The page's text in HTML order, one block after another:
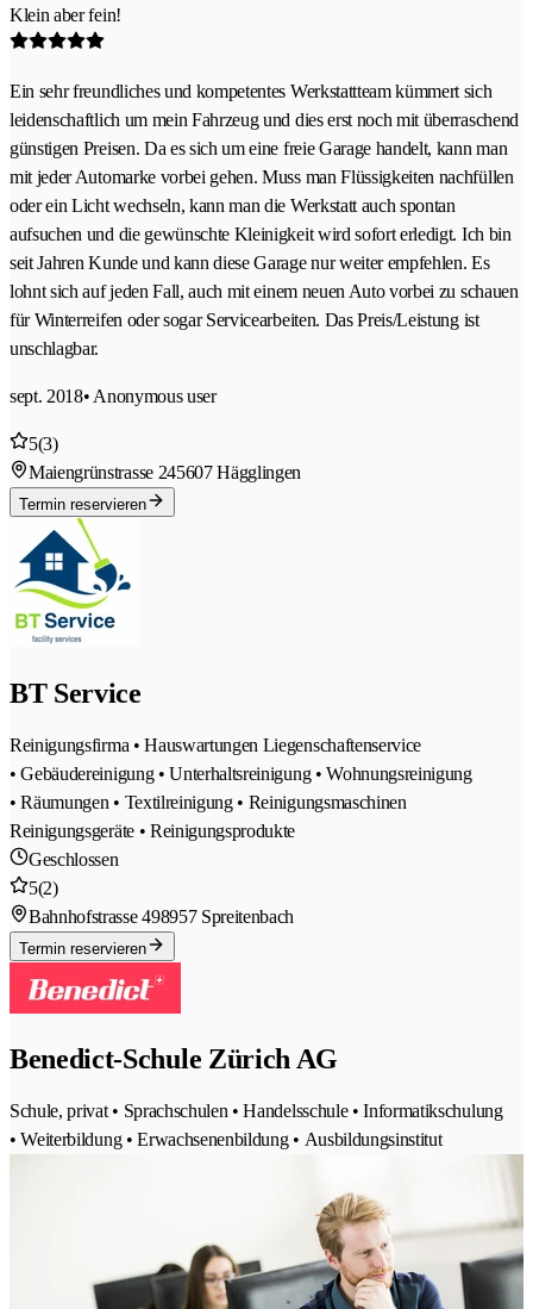
Klein aber fein!
Ein sehr freundliches und kompetentes Werkstattteam kümmert sich
leidenschaftlich um mein Fahrzeug und dies erst noch mit überraschend
günstigen Preisen. Da es sich um eine freie Garage handelt, kann man
mit jeder Automarke vorbei gehen. Muss man Flüssigkeiten nachfüllen
oder ein Licht wechseln, kann man die Werkstatt auch spontan
aufsuchen und die gewünschte Kleinigkeit wird sofort erledigt. Ich bin
seit Jahren Kunde und kann diese Garage nur weiter empfehlen. Es
lohnt sich auf jeden Fall, auch mit einem neuen Auto vorbei zu schauen
für Winterreifen oder sogar Servicearbeiten. Das Preis/Leistung ist
unschlagbar.
sept. 2018• Anonymous user
5(3)
Maiengrünstrasse 245607 Hägglingen
Termin reservieren
BT Service
Reinigungsfirma • Hauswartungen Liegenschaftenservice
• Gebäudereinigung • Unterhaltsreinigung • Wohnungsreinigung
• Räumungen • Textilreinigung • Reinigungsmaschinen
Reinigungsgeräte • Reinigungsprodukte
Geschlossen
5(2)
Bahnhofstrasse 498957 Spreitenbach
Termin reservieren
Benedict-Schule Zürich AG
Schule, privat • Sprachschulen • Handelsschule • Informatikschulung
• Weiterbildung • Erwachsenenbildung • Ausbildungsinstitut